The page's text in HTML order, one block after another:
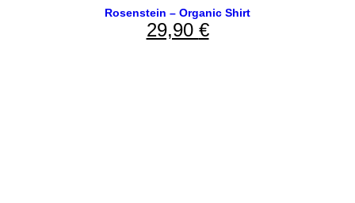
Rosenstein – Organic Shirt
29,90 €